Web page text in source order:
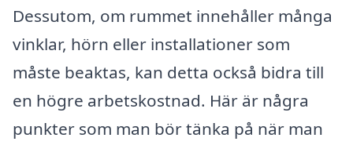
Dessutom, om rummet innehåller många
vinklar, hörn eller installationer som
måste beaktas, kan detta också bidra till
en högre arbetskostnad. Här är några
punkter som man bör tänka på när man